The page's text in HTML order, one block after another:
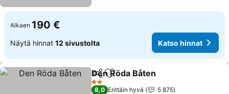
Alkaen 190 €
Näytä hinnat 12 sivustolta Katso hinnat
Jaa Lisää suosikkeihin
Den Röda Båten
2 Tähtiluokitus
8,0 Erittäin hyvä
5 875